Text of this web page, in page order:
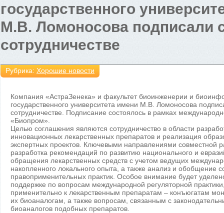
государственного
М.В. Ломоносова подписали
сотрудничестве
Рубрика: Хорошие новости
Компания «АстраЗенека» и факультет биоинженерии и
государственного университета имени М.В. Ломоносова
сотрудничестве. Подписание состоялось в рамках
«Биопром».
Целью соглашения являются сотрудничество в области
инновационных лекарственных препаратов и реализация
экспертных проектов. Ключевыми направлениями совместной
разработка рекомендаций по развитию национального и
обращения лекарственных средств с учетом ведущих
накопленного локального опыта, а также анализ и обобщение
правоприменительных практик. Особое внимание будет
поддержке по вопросам международной регуляторной
применительно к лекарственным препаратам – конъюгатам
их биоаналогам, а также вопросам, связанным с
биоаналогов подобных препаратов.